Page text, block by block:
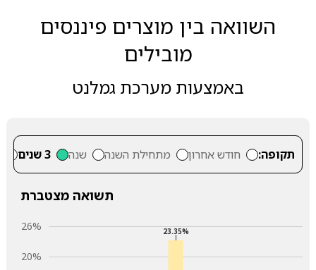
השוואה בין מוצרים פיננסים
מובילים
באמצעות מערכת גמלנט
תקופה: חודש אחרון מתחילת השנה שנה 3 שנים
תשואה מצטברת
20%
26% 23.35%